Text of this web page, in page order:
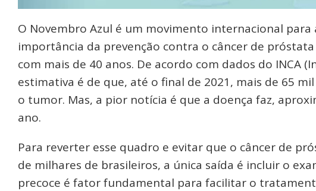
O Novembro Azul é um movimento internacional para
importância da prevenção contra o câncer de
com mais de 40 anos. De acordo com dados do INCA
estimativa é de que, até o final de 2021, mais de 65
o tumor. Mas, a pior notícia é que a doença faz,
ano.
Para reverter esse quadro e evitar que o câncer de
de milhares de brasileiros, a única saída é incluir o
precoce é fator fundamental para facilitar o